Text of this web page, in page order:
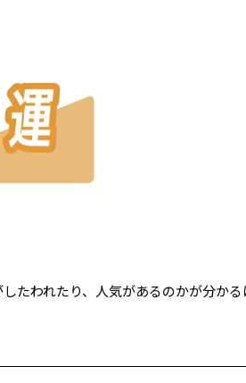
たわれたり、人気があるのかが分か